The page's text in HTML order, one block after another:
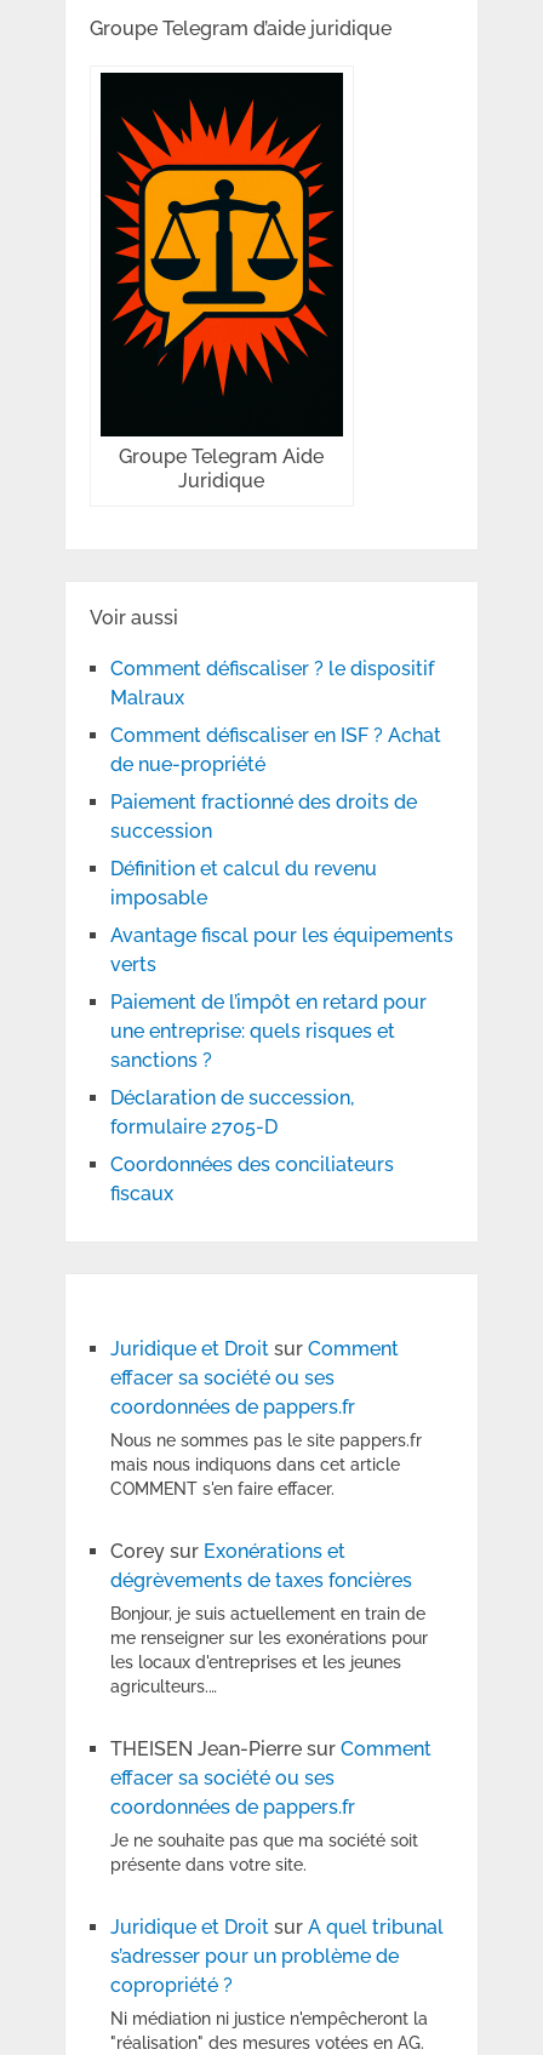
Groupe Telegram d’aide juridique
Groupe Telegram Aide
Juridique
Voir aussi
Comment défiscaliser ? le dispositif
Malraux
Comment défiscaliser en ISF ? Achat
de nue-propriété
Paiement fractionné des droits de
succession
Définition et calcul du revenu
imposable
Avantage fiscal pour les équipements
verts
Paiement de l’impôt en retard pour
une entreprise: quels risques et
sanctions ?
Déclaration de succession,
formulaire 2705-D
Coordonnées des conciliateurs
fiscaux
Juridique et Droitsur Comment
effacer sa société ou ses
coordonnées de pappers.fr
Nous ne sommes pas le site pappers.fr
mais nous indiquons dans cet article
COMMENT s'en faire effacer.
Coreysur Exonérations et
dégrèvements de taxes foncières
Bonjour, je suis actuellement en train de
me renseigner sur les exonérations pour
les locaux d'entreprises et les jeunes
agriculteurs.…
THEISEN Jean-Pierresur Comment
effacer sa société ou ses
coordonnées de pappers.fr
Je ne souhaite pas que ma société soit
présente dans votre site.
Juridique et Droitsur A quel tribunal
s’adresser pour un problème de
copropriété ?
Ni médiation ni justice n'empêcheront la
"réalisation" des mesures votées en AG.